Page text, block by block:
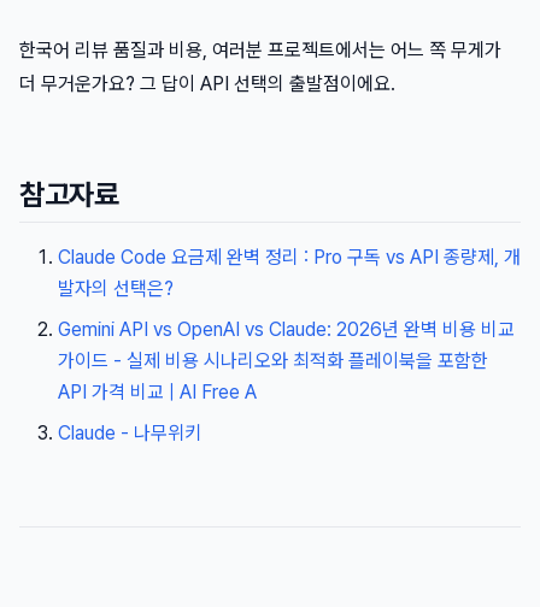
한국어 리뷰 품질과 비용, 여러분 프로젝트에서는 어느 쪽 무게가
더 무거운가요? 그 답이 API 선택의 출발점이에요.
참고자료
Claude Code 요금제 완벽 정리 : Pro 구독 vs API 종량제, 개
발자의 선택은?
Gemini API vs OpenAI vs Claude: 2026년 완벽 비용 비교
가이드 - 실제 비용 시나리오와 최적화 플레이북을 포함한
API 가격 비교 | AI Free A
Claude - 나무위키